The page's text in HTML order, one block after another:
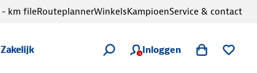
Zakelijk Inloggen
- km fileRouteplannerWinkelsKampioenService & contact